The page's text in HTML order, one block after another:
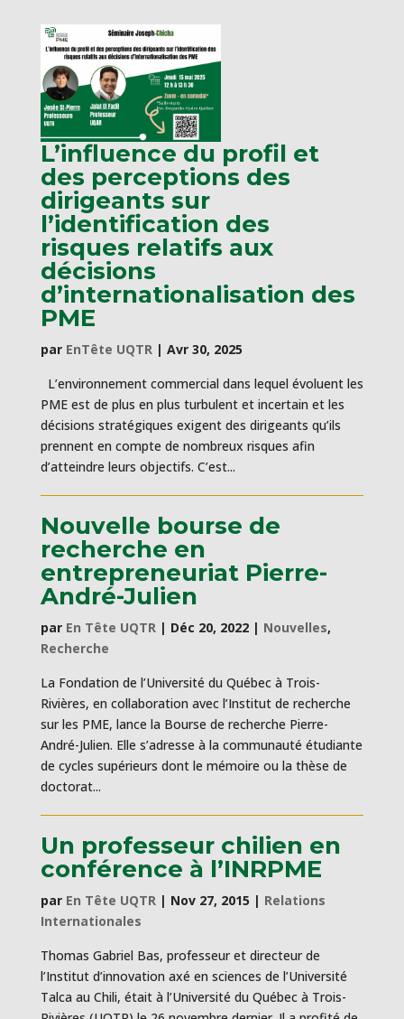
L’influence du profil et
des perceptions des
dirigeants sur
l’identification des
risques relatifs aux
décisions
d’internationalisation des
PME
par EnTête UQTR| Avr 30, 2025
L’environnement commercial dans lequel évoluent les
PME est de plus en plus turbulent et incertain et les
décisions stratégiques exigent des dirigeants qu’ils
prennent en compte de nombreux risques afin
d’atteindre leurs objectifs. C’est...
Nouvelle bourse de
recherche en
entrepreneuriat Pierre-
André-Julien
par En Tête UQTR| Déc 20, 2022| Nouvelles,
Recherche
La Fondation de l’Université du Québec à Trois-
Rivières, en collaboration avec l’Institut de recherche
sur les PME, lance la Bourse de recherche Pierre-
André-Julien. Elle s’adresse à la communauté étudiante
de cycles supérieurs dont le mémoire ou la thèse de
doctorat...
Un professeur chilien en
conférence à l’INRPME
par En Tête UQTR| Nov 27, 2015 | Relations
Internationales
Thomas Gabriel Bas, professeur et directeur de
l’Institut d’innovation axé en sciences de l’Université
Talca au Chili, était à l’Université du Québec à Trois-